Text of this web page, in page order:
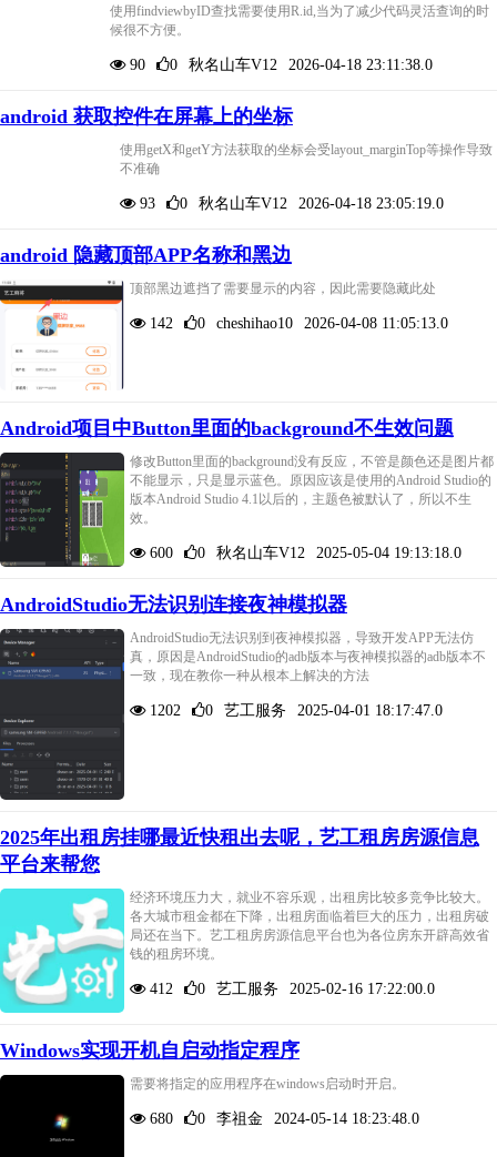
使用findviewbyID查找需要使用R.id,当为了减少代码灵活查询的时
候很不方便。
90 0 秋名山车V12 2026-04-18 23:11:38.0
android 获取控件在屏幕上的坐标
使用getX和getY方法获取的坐标会受layout_marginTop等操作导致
不准确
93 0 秋名山车V12 2026-04-18 23:05:19.0
android 隐藏顶部APP名称和黑边
顶部黑边遮挡了需要显示的内容，因此需要隐藏此处
142 0 cheshihao10 2026-04-08 11:05:13.0
Android项目中Button里面的background不生效问题
修改Button里面的background没有反应，不管是颜色还是图片都
不能显示，只是显示蓝色。原因应该是使用的Android Studio的
版本Android Studio 4.1以后的，主题色被默认了，所以不生
效。
600 0 秋名山车V12 2025-05-04 19:13:18.0
AndroidStudio无法识别连接夜神模拟器
AndroidStudio无法识别到夜神模拟器，导致开发APP无法仿
真，原因是AndroidStudio的adb版本与夜神模拟器的adb版本不
一致，现在教你一种从根本上解决的方法
1202 0 艺工服务 2025-04-01 18:17:47.0
2025年出租房挂哪最近快租出去呢，艺工租房房源信息
平台来帮您
经济环境压力大，就业不容乐观，出租房比较多竞争比较大。
各大城市租金都在下降，出租房面临着巨大的压力，出租房破
局还在当下。艺工租房房源信息平台也为各位房东开辟高效省
钱的租房环境。
412 0 艺工服务 2025-02-16 17:22:00.0
Windows实现开机自启动指定程序
需要将指定的应用程序在windows启动时开启。
680 0 李祖金 2024-05-14 18:23:48.0